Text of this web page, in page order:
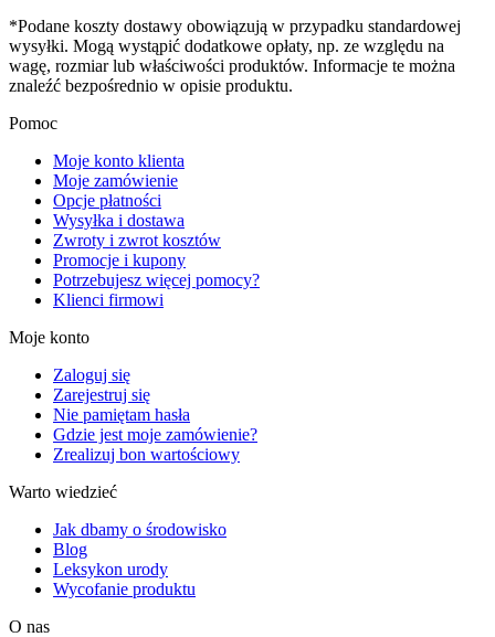
*Podane koszty dostawy obowiązują w przypadku standardowej
wysyłki. Mogą wystąpić dodatkowe opłaty, np. ze względu na
wagę, rozmiar lub właściwości produktów. Informacje te można
znaleźć bezpośrednio w opisie produktu.
Pomoc
Moje konto klienta
Moje zamówienie
Opcje płatności
Wysyłka i dostawa
Zwroty i zwrot kosztów
Promocje i kupony
Potrzebujesz więcej pomocy?
Klienci firmowi
Moje konto
Zaloguj się
Zarejestruj się
Nie pamiętam hasła
Gdzie jest moje zamówienie?
Zrealizuj bon wartościowy
Warto wiedzieć
Jak dbamy o środowisko
Blog
Leksykon urody
Wycofanie produktu
O nas